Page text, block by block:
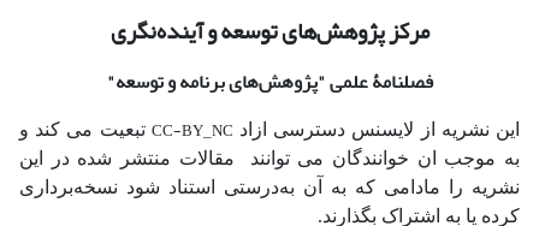
مرکز پژوهش‌های توسعه و آینده‌نگری
فصلنامۀ علمی"پژوهش‌های برنامه و توسعه"
این نشریه از لایسنس دسترسی ازاد CC-BY_NC تبعیت می کند و
به موجب ان خوانندگان می توانند مقالات منتشر شده در این
نشریه را مادامی که به آن‌ به‌درستی استناد شود نسخه‌برداری
کرده یا به اشتراک بگذارند.